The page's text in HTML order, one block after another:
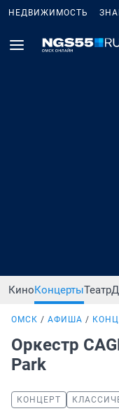
НЕДВИЖИМОСТЬ
КиноКонцертыТеатр
ОМСК АФИША
Оркестр
Park
КОНЦЕРТ